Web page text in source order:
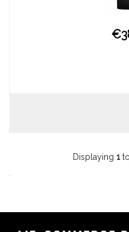
Displaying 1to